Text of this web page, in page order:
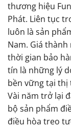
thương hiệu
Phát. Liên tục
luôn là sản
Nam. Giá
thời gian bảo
tín là những lý
bền vững tại thị
Vài năm trở lại
bộ sản phẩm
điều hòa treo